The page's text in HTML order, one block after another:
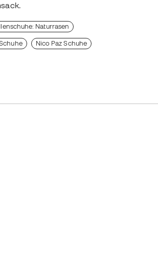
Naturrasen
Nico Paz Schuhe